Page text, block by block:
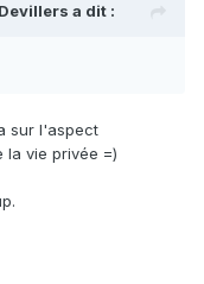
a dit :
sur l'aspect
vie privée =)